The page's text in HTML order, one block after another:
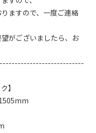
ますので、一度ご連絡
がございましたら、お
】